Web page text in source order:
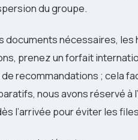
du groupe.
documents nécessaires,
prenez un forfait
recommandations ; cela
nous avons réservé à
l’arrivée pour éviter les